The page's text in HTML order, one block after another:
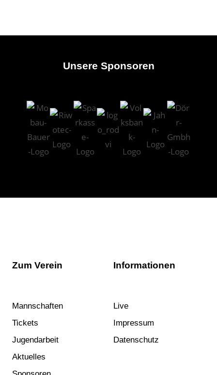
Unsere Sponsoren
Zum Verein
Mannschaften
Tickets
Jugendarbeit
Aktuelles
Informationen
Live
Impressum
Datenschutz